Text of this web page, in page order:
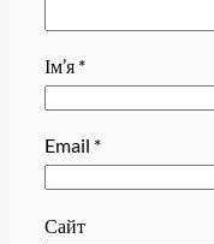
Ім’я *
Email *
Сайт